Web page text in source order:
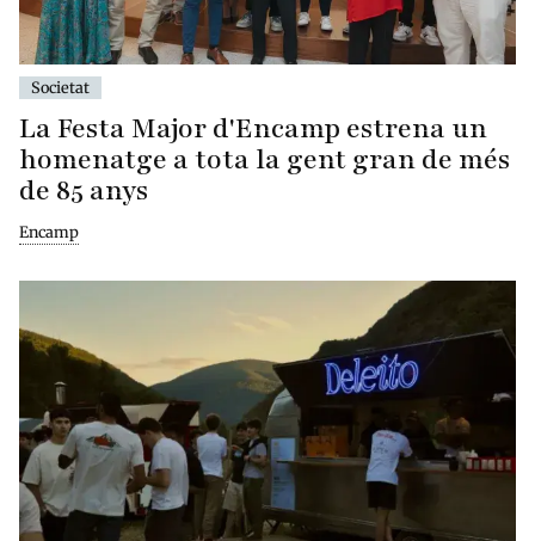
Societat
La Festa Major d'Encamp estrena un
homenatge a tota la gent gran de més
de 85 anys
Encamp